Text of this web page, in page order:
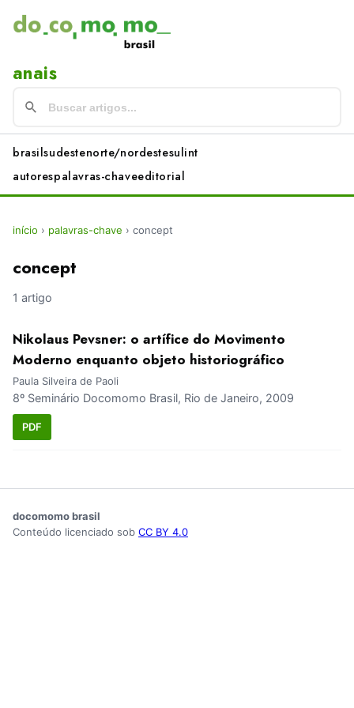
anais
brasilsudestenorte/nordestesulint
autorespalavras-chaveeditorial
início › palavras-chave › concept
concept
1 artigo
Nikolaus Pevsner: o artífice do Movimento
Moderno enquanto objeto historiográfico
Paula Silveira de Paoli
8º Seminário Docomomo Brasil, Rio de Janeiro, 2009
PDF
docomomo brasil
Conteúdo licenciado sob CC BY 4.0